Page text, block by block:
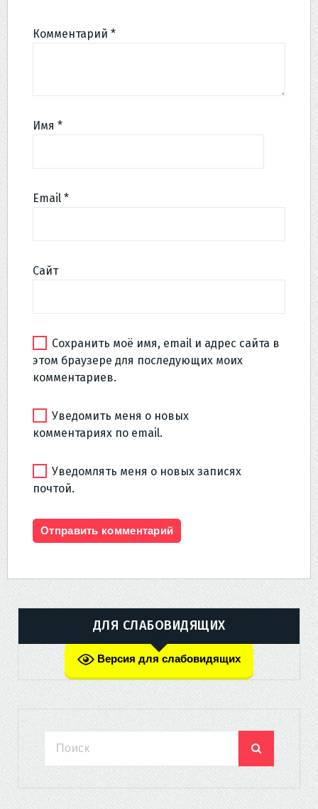
Комментарий *
Имя *
Email *
Сайт
Сохранить моё имя, email и адрес сайта в
этом браузере для последующих моих
комментариев.
Уведомить меня о новых
комментариях по email.
Уведомлять меня о новых записях
почтой.
ДЛЯ СЛАБОВИДЯЩИХ
Версия для слабовидящих